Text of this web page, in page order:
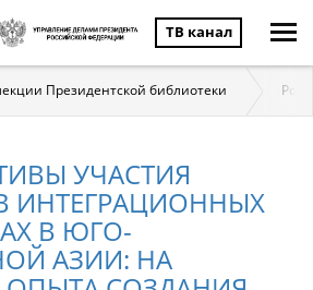
ТВ канал
Президентской библиотеки
УЧАСТИЯ
ИНТЕГРАЦИОННЫХ
В ЮГО-
АЗИИ: НА